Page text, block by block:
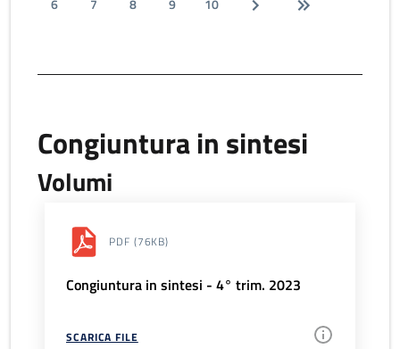
6
7 8 9 10
Congiuntura in sintesi
Volumi
PDF (76KB)
Congiuntura in sintesi - 4° trim. 2023
SCARICA FILE